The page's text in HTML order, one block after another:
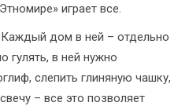
играет все.
дом в ней – отдельно
гулять, в ней нужно
слепить глиняную чашку,
– все это позволяет